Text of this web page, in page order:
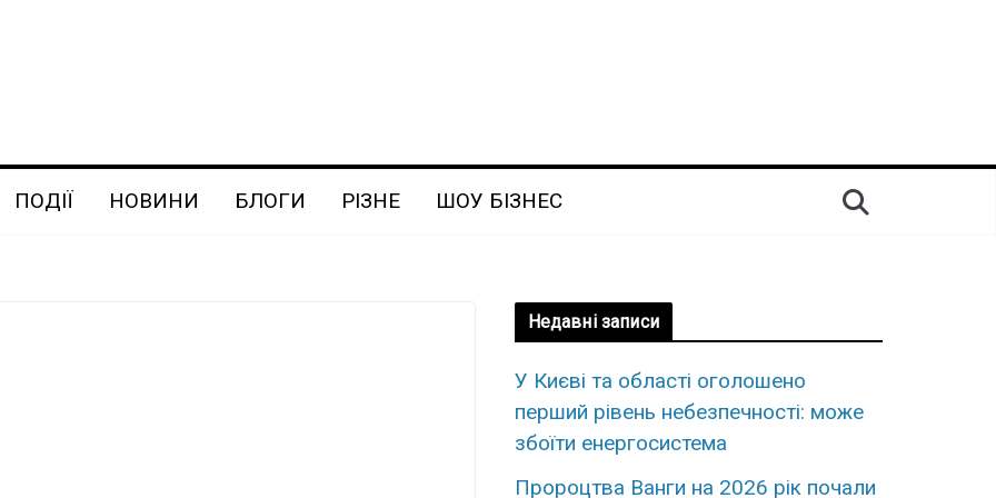
ПОДІЇ НОВИНИ БЛОГИ РІЗНЕ ШОУ БІЗНЕС
Недавні записи
У Києві та області оголошено
перший рівень небезпечності: може
збоїти енергосистема
Пророцтва Ванги на 2026 рік почали